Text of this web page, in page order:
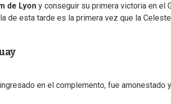
de Lyon y conseguir su primera victoria en el
de esta tarde es la primera vez que la
en el complemento, fue amonestado